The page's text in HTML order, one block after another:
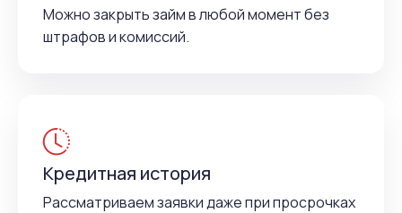
Можно закрыть займ в любой момент без
штрафов и комиссий.
Кредитная история
Рассматриваем заявки даже при просрочках